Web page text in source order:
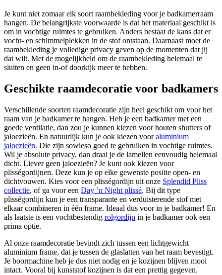
Je kunt niet zomaar elk soort raambekleding voor je badkamerraam
hangen. De belangrijkste voorwaarde is dat het materiaal geschikt is
om in vochtige ruimtes te gebruiken. Anders bestaat de kans dat er
vocht- en schimmelplekken in de stof ontstaan. Daarnaast moet de
raambekleding je volledige privacy geven op de momenten dat jij
dat wilt. Met de mogelijkheid om de raambekleding helemaal te
sluiten en geen in-of doorkijk meer te hebben.
Geschikte raamdecoratie voor badkamers
Verschillende soorten raamdecoratie zijn heel geschikt om voor het
raam van je badkamer te hangen. Heb je een badkamer met een
goede ventilatie, dan zou je kunnen kiezen voor houten shutters of
jaloezieën. En natuurlijk kun je ook kiezen vooraluminium
jaloezieën. Die zijn sowieso goed te gebruiken in vochtige ruimtes.
Wil je absolute privacy, dan draai je de lamellen eenvoudig helemaal
dicht. Liever geen jaloezieën? Je kunt ook kiezen voor
plisségordijnen. Deze kun je op elke gewenste positie open- en
dichtvouwen. Kies voor een plisségordijn uit onze Splendid Pliss
collectie, of ga voor een Day ’n Night plissé. Bij dit type
plisségordijn kun je een transparante en verduisterende stof met
elkaar combineren in één frame. Ideaal dus voor in je badkamer! En
als laatste is een vochtbestendig rolgordijn in je badkamer ook een
prima optie.
Al onze raamdecoratie bevindt zich tussen een lichtgewicht
aluminium frame, dat je tussen de glaslatten van het raam bevestigt.
Je boormachine heb je dus niet nodig en je kozijnen blijven mooi
intact. Vooral bij kunststof kozijnen is dat een prettig gegeven.